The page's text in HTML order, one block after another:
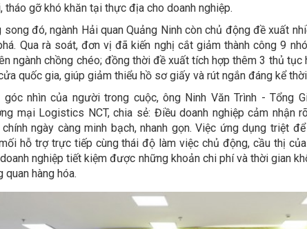
tháo gỡ khó khăn tại thực địa cho doanh nghiệp.
song đó, ngành Hải quan Quảng Ninh còn chủ động đề xuất
Qua rà soát, đơn vị đã kiến nghị cắt giảm thành công 9
ngành chồng chéo; đồng thời đề xuất tích hợp thêm 3 thủ tục
quốc gia, giúp giảm thiểu hồ sơ giấy và rút ngắn đáng kể
góc nhìn của người trong cuộc, ông Ninh Văn Trình - Tổng
mại Logistics NCT, chia sẻ: Điều doanh nghiệp cảm nhận
chính ngày càng minh bạch, nhanh gọn. Việc ứng dụng triệt
hỗ trợ trực tiếp cùng thái độ làm việc chủ động, cầu thị
nghiệp tiết kiệm được những khoản chi phí và thời gian
quan hàng hóa.